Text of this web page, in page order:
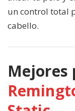
un control total
cabello.
Mejores